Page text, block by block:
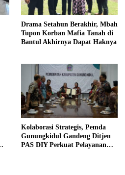
Drama Setahun Berakhir, Mbah
Tupon Korban Mafia Tanah di
Bantul Akhirnya Dapat Haknya
Kolaborasi Strategis, Pemda
Gunungkidul Gandeng Ditjen
PAS DIY Perkuat Pelayanan